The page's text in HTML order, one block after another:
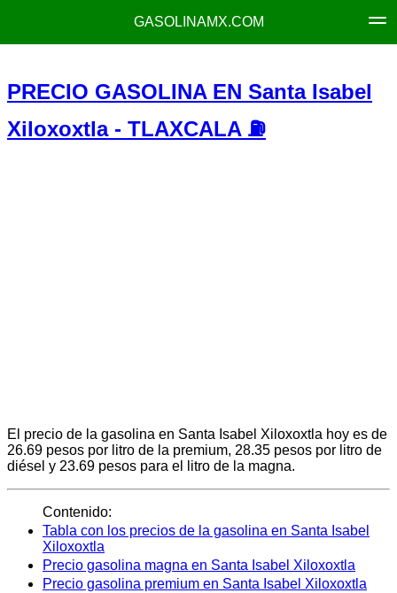
GASOLINAMX.COM
PRECIO GASOLINA EN Santa Isabel
Xiloxoxtla - TLAXCALA ⛽
El precio de la gasolina en Santa Isabel Xiloxoxtla hoy es de
26.69 pesos por litro de la premium, 28.35 pesos por litro de
diésel y 23.69 pesos para el litro de la magna.
Contenido:
Tabla con los precios de la gasolina en Santa Isabel
Xiloxoxtla
Precio gasolina magna en Santa Isabel Xiloxoxtla
Precio gasolina premium en Santa Isabel Xiloxoxtla